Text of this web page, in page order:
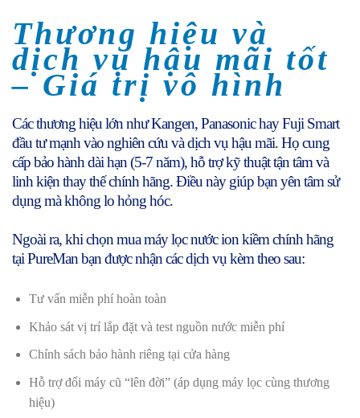
Thương hiệu và
dịch vụ hậu mãi tốt
– Giá trị vô hình
Các thương hiệu lớn như Kangen, Panasonic hay Fuji Smart
đầu tư mạnh vào nghiên cứu và dịch vụ hậu mãi. Họ cung
cấp bảo hành dài hạn (5-7 năm), hỗ trợ kỹ thuật tận tâm và
linh kiện thay thế chính hãng. Điều này giúp bạn yên tâm sử
dụng mà không lo hỏng hóc.
Ngoài ra, khi chọn mua máy lọc nước ion kiềm chính hãng
tại PureMan bạn được nhận các dịch vụ kèm theo sau:
Tư vấn miễn phí hoàn toàn
Khảo sát vị trí lắp đặt và test nguồn nước miễn phí
Chính sách bảo hành riêng tại cửa hàng
Hỗ trợ đổi máy cũ “lên đời” (áp dụng máy lọc cùng thương
hiệu)